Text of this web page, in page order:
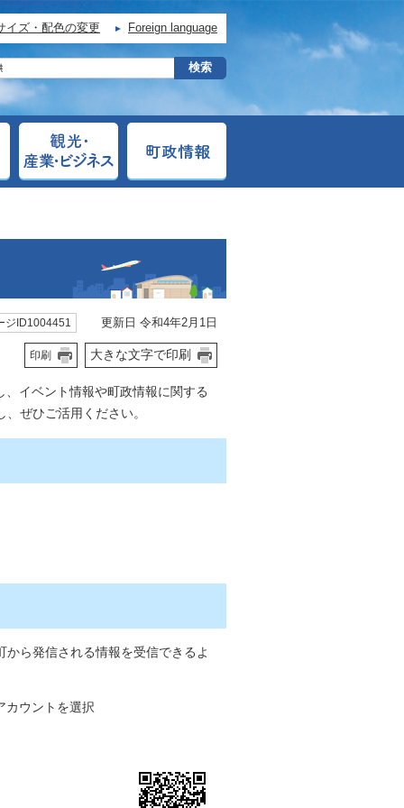
イズ・配色の変更 Foreign language
ジID1004451 更新日 令和4年2月1日
印刷 大きな文字で印刷
イベント情報や町政情報に関する
ぜひご活用ください。
ら発信される情報を受信できるよ
カウントを選択